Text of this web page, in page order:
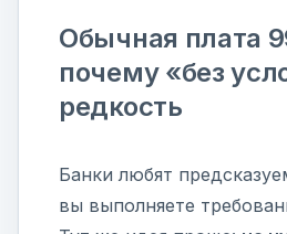
Обычная плата
почему «без
редкость
Банки любят
вы выполняете